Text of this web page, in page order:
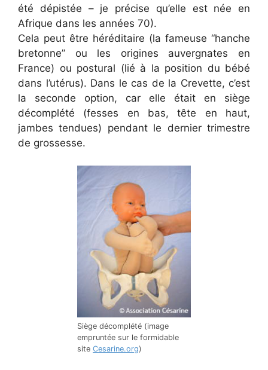
été dépistée – je précise qu’elle est née en
Afrique dans les années 70).
Cela peut être héréditaire (la fameuse “hanche
bretonne” ou les origines auvergnates en
France) ou postural (lié à la position du bébé
dans l’utérus). Dans le cas de la Crevette, c’est
la seconde option, car elle était en siège
décomplété (fesses en bas, tête en haut,
jambes tendues) pendant le dernier trimestre
de grossesse.
Siège décomplété (image
empruntée sur le formidable
site Cesarine.org)